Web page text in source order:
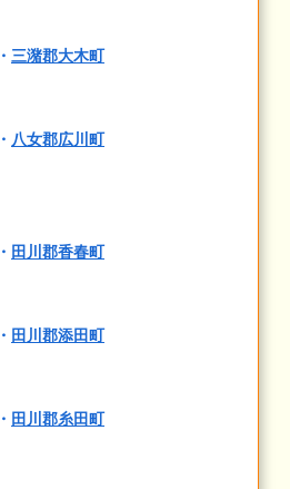
・ 三潴郡大木町
・ 八女郡広川町
・ 田川郡香春町
・ 田川郡添田町
・ 田川郡糸田町